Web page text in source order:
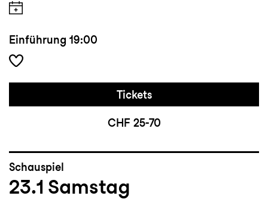
Einführung 19:00
Tickets
CHF 25-70
Schauspiel
23.1 Samstag